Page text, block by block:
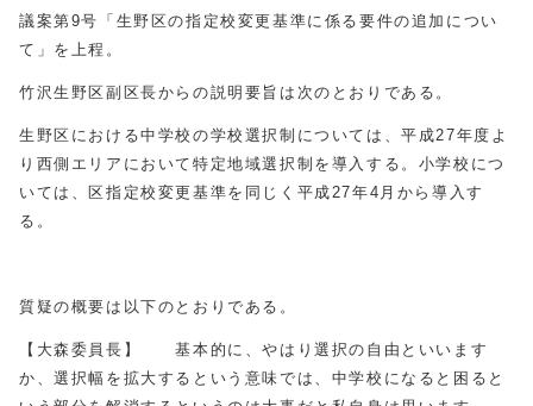
議案第9号「生野区の指定校変更基準に係る要件の追加につい
て」を上程。
竹沢生野区副区長からの説明要旨は次のとおりである。
生野区における中学校の学校選択制については、平成27年度よ
り西側エリアにおいて特定地域選択制を導入する。小学校につ
いては、区指定校変更基準を同じく平成27年4月から導入す
る。
質疑の概要は以下のとおりである。
【大森委員長】 基本的に、やはり選択の自由といいます
か、選択幅を拡大するという意味では、中学校になると困ると